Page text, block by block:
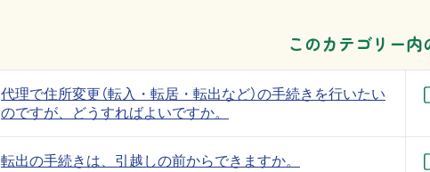
このカテゴリー内
代理で住所変更（転入・転居・転出など）の手続きを行いたい
のですが、どうすればよいですか。
転出の手続きは、引越しの前からできますか。